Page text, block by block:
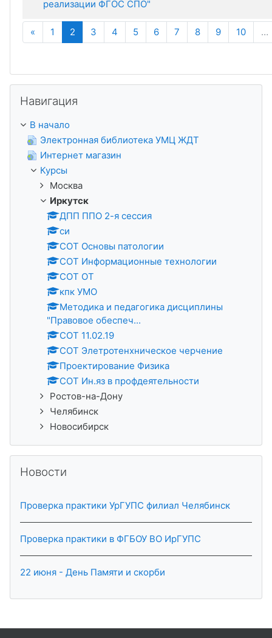
реализации ФГОС СПО"
« Назад
1 2 (текущая)
3 4 5 6 7 8 9 10 …
Навигация
В начало
Электронная библиотека УМЦ ЖДТ
Интернет магазин
Курсы
Москва
Иркутск
ДПП ППО 2-я сессия
си
СОТ Основы патологии
СОТ Информационные технологии
СОТ ОТ
кпк УМО
Методика и педагогика дисциплины
"Правовое обеспеч...
СОТ 11.02.19
СОТ Элетротенхническое черчение
Проектирование Физика
СОТ Ин.яз в профдеятельности
Ростов-на-Дону
Челябинск
Новосибирск
Новости
Проверка практики УрГУПС филиал Челябинск
Проверка практики в ФГБОУ ВО ИрГУПС
22 июня - День Памяти и скорби